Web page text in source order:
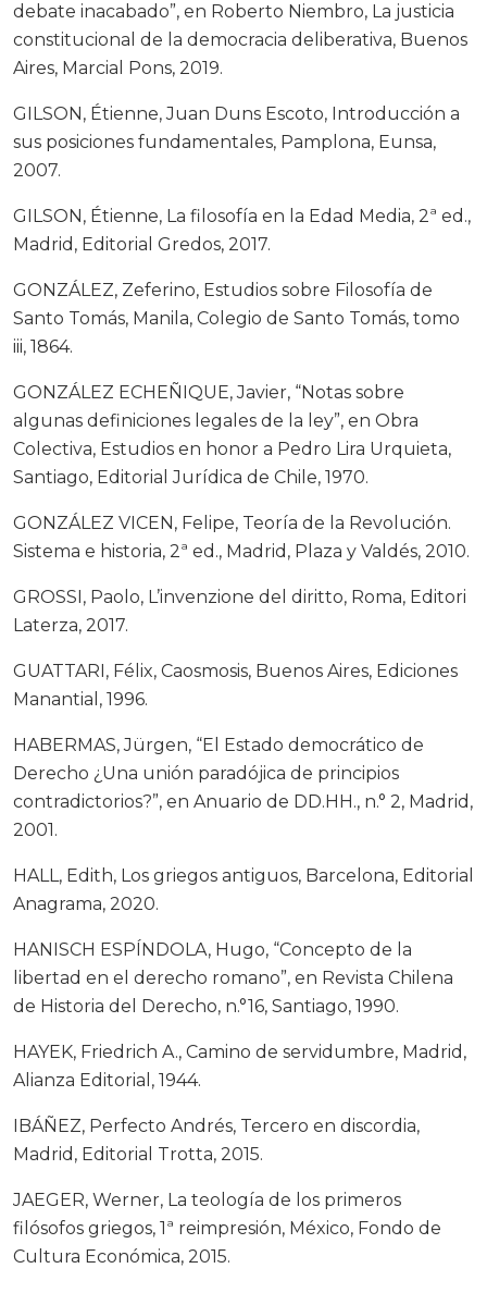
debate inacabado”, en Roberto Niembro, La justicia
constitucional de la democracia deliberativa, Buenos
Aires, Marcial Pons, 2019.
GILSON, Étienne, Juan Duns Escoto, Introducción a
sus posiciones fundamentales, Pamplona, Eunsa,
2007.
GILSON, Étienne, La filosofía en la Edad Media, 2ª ed.,
Madrid, Editorial Gredos, 2017.
GONZÁLEZ, Zeferino, Estudios sobre Filosofía de
Santo Tomás, Manila, Colegio de Santo Tomás, tomo
iii, 1864.
GONZÁLEZ ECHEÑIQUE, Javier, “Notas sobre
algunas definiciones legales de la ley”, en Obra
Colectiva, Estudios en honor a Pedro Lira Urquieta,
Santiago, Editorial Jurídica de Chile, 1970.
GONZÁLEZ VICEN, Felipe, Teoría de la Revolución.
Sistema e historia, 2ª ed., Madrid, Plaza y Valdés, 2010.
GROSSI, Paolo, L’invenzione del diritto, Roma, Editori
Laterza, 2017.
GUATTARI, Félix, Caosmosis, Buenos Aires, Ediciones
Manantial, 1996.
HABERMAS, Jürgen, “El Estado democrático de
Derecho ¿Una unión paradójica de principios
contradictorios?”, en Anuario de DD.HH., n.° 2, Madrid,
2001.
HALL, Edith, Los griegos antiguos, Barcelona, Editorial
Anagrama, 2020.
HANISCH ESPÍNDOLA, Hugo, “Concepto de la
libertad en el derecho romano”, en Revista Chilena
de Historia del Derecho, n.°16, Santiago, 1990.
HAYEK, Friedrich A., Camino de servidumbre, Madrid,
Alianza Editorial, 1944.
IBÁÑEZ, Perfecto Andrés, Tercero en discordia,
Madrid, Editorial Trotta, 2015.
JAEGER, Werner, La teología de los primeros
filósofos griegos, 1ª reimpresión, México, Fondo de
Cultura Económica, 2015.